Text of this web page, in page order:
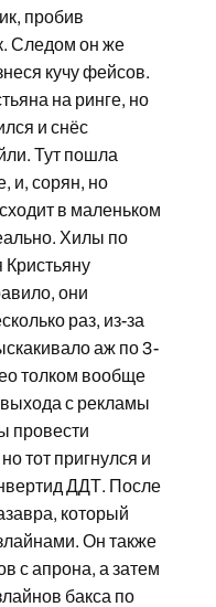
пробив
Следом он же
кучу фейсов.
на ринге, но
и снёс
Тут пошла
и, сорян, но
в маленьком
Хилы по
они
раз, из-за
аж по 3-
толком вообще
с рекламы
провести
тот пригнулся и
ДДТ. После
который
Он также
с апрона, а затем
бакса по